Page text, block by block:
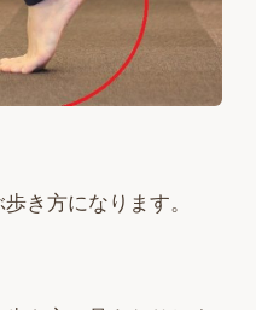
き方になります。